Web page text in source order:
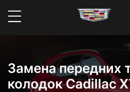
Замена передних
колодок Cadillac